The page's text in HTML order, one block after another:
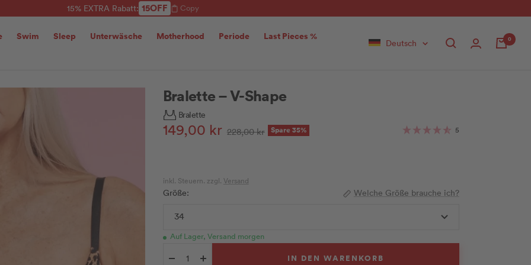
15% EXTRA Rabatt: 15OFF Copy
Swim Sleep Unterwäsche Motherhood Periode
Last Pieces %
SpracheDeutsch 0
Bralette – V-Shape
Bralette
Angebotspreis
149,00 kr Regulärer
228,00 kr Spare 35% 5
inkl. Steuern. zzgl. Versand
Größe: Welche Größe brauche ich?
34
Auf Lager, Versand morgen
IN DEN WARENKORB